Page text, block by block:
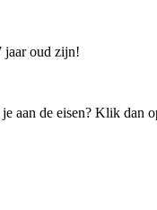
jaar oud zijn!
aan de eisen? Klik